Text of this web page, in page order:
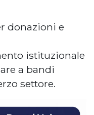
donazioni e
istituzionale
a bandi
settore.